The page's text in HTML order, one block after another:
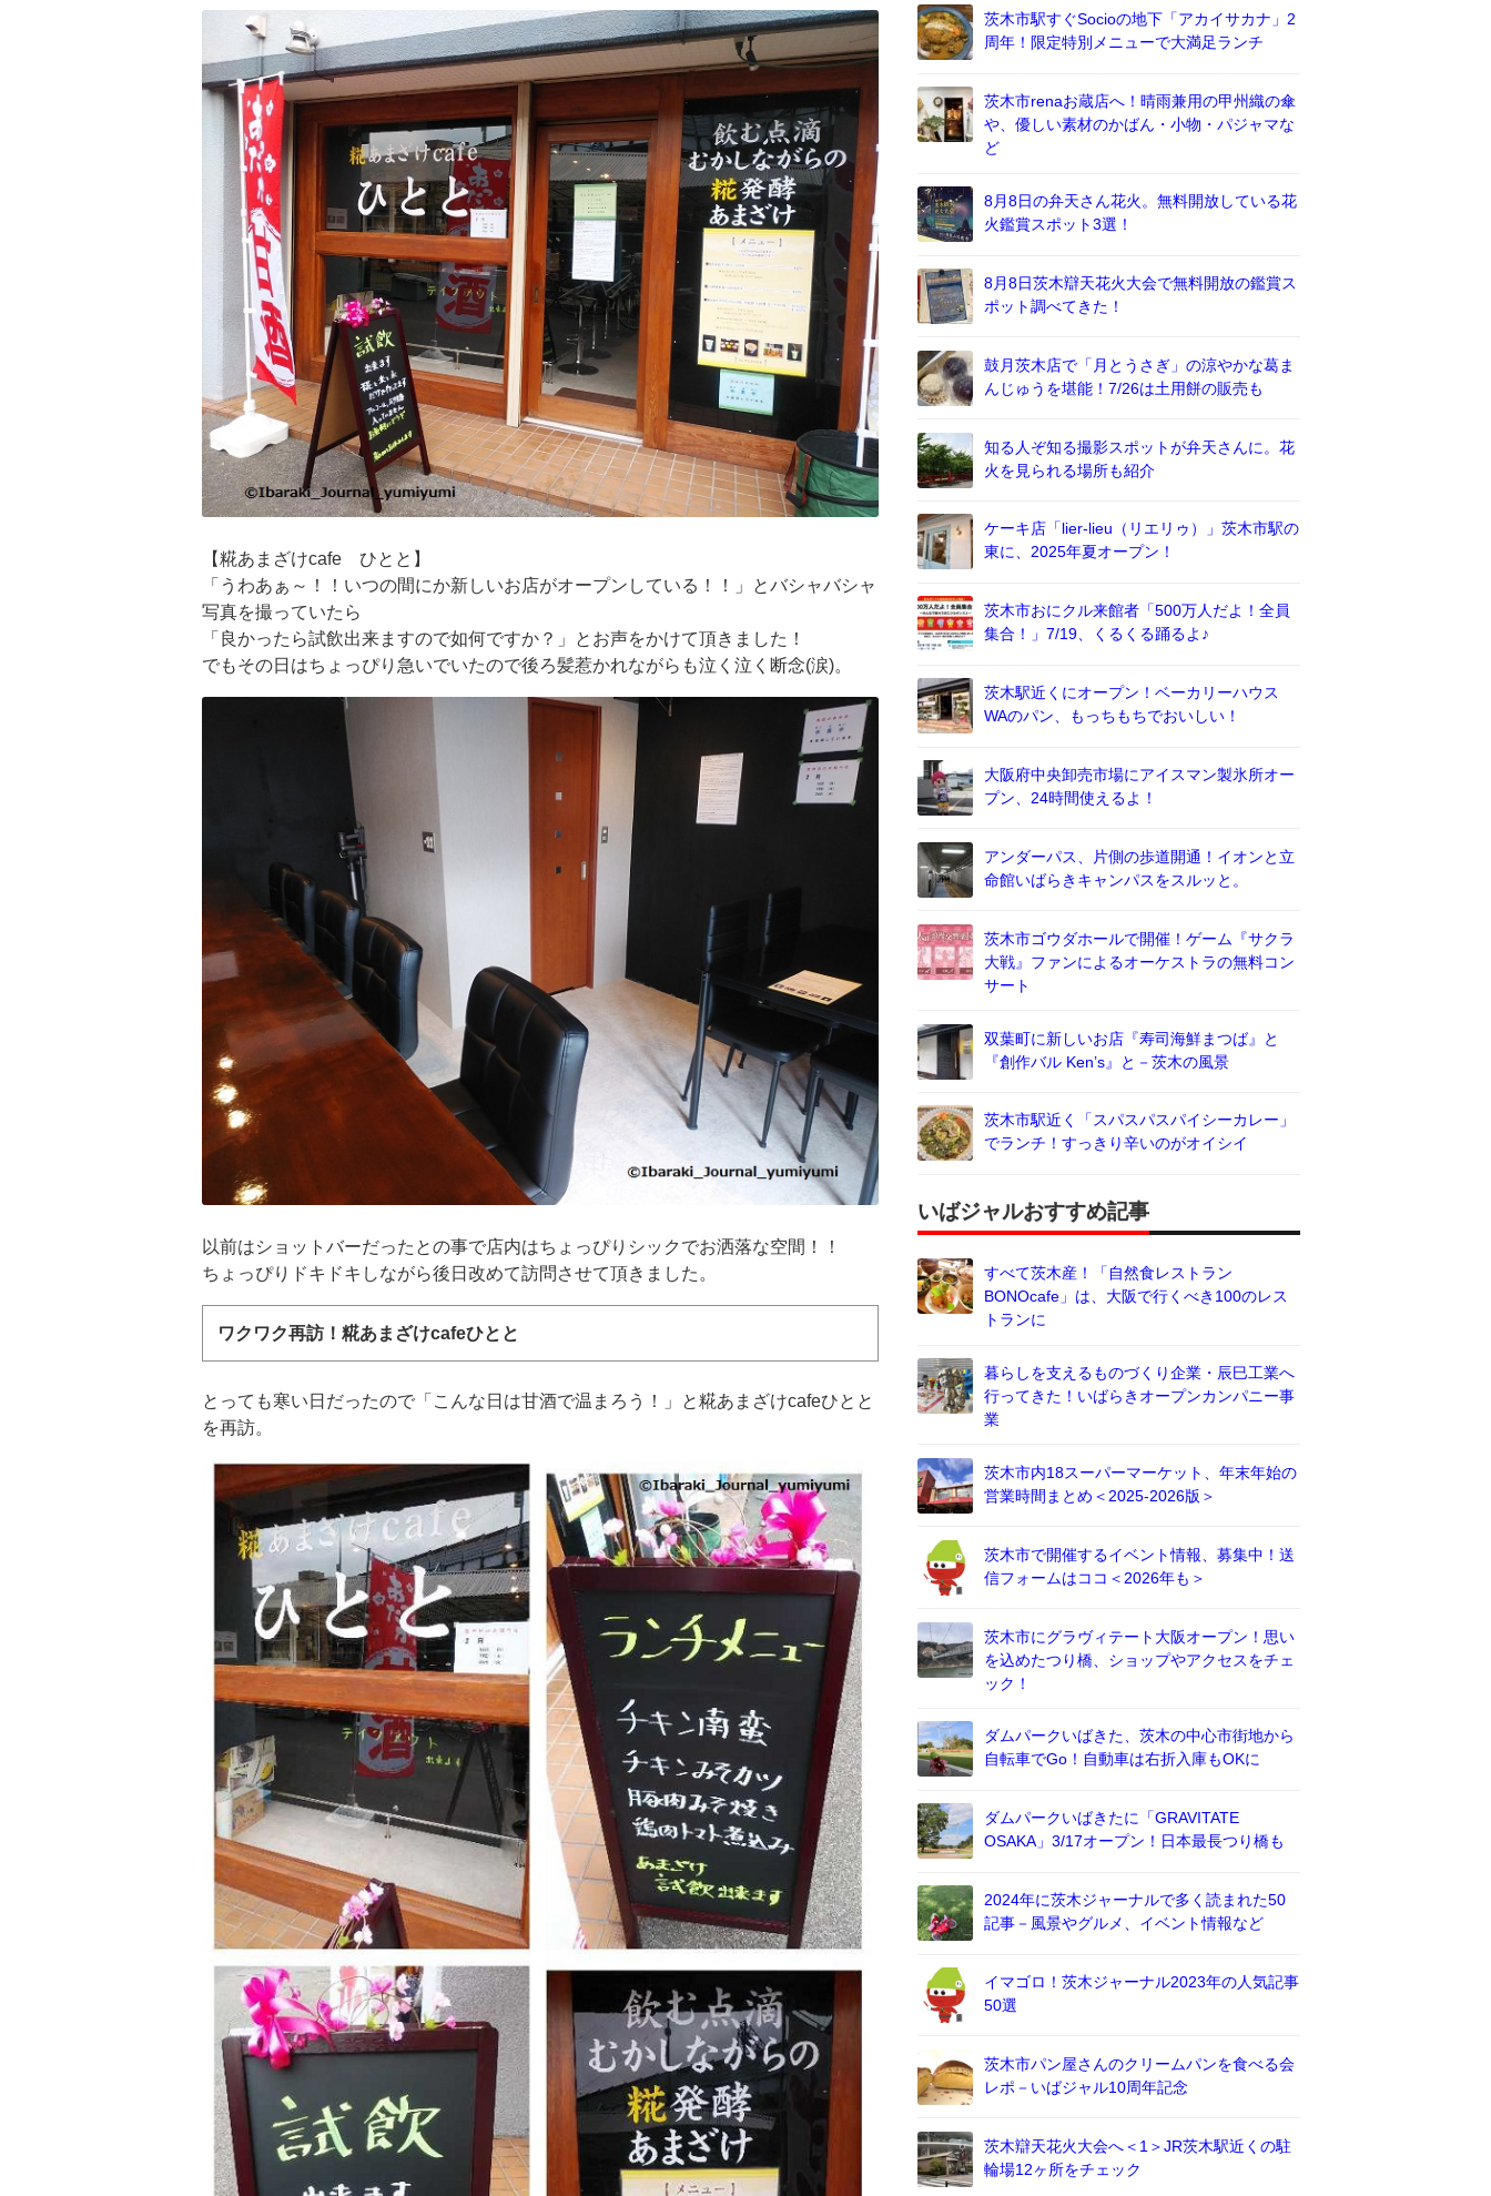
【糀あまざけcafe ひとと】
「うわあぁ～！！いつの間にか新しいお店がオープンしている！！」とバシャバシャ
写真を撮っていたら
「良かったら試飲出来ますので如何ですか？」とお声をかけて頂きました！
でもその日はちょっぴり急いでいたので後ろ髪惹かれながらも泣く泣く断念(涙)。
以前はショットバーだったとの事で店内はちょっぴりシックでお洒落な空間！！
ちょっぴりドキドキしながら後日改めて訪問させて頂きました。
ワクワク再訪！糀あまざけcafeひとと
とっても寒い日だったので「こんな日は甘酒で温まろう！」と糀あまざけcafeひとと
を再訪。
茨木市駅すぐSocioの地下「アカイサカナ」2
周年！限定特別メニューで大満足ランチ
茨木市renaお蔵店へ！晴雨兼用の甲州織の傘
や、優しい素材のかばん・小物・パジャマな
ど
8月8日の弁天さん花火。無料開放している花
火鑑賞スポット3選！
8月8日茨木辯天花火大会で無料開放の鑑賞ス
ポット調べてきた！
鼓月茨木店で「月とうさぎ」の涼やかな葛ま
んじゅうを堪能！7/26は土用餅の販売も
知る人ぞ知る撮影スポットが弁天さんに。花
火を見られる場所も紹介
ケーキ店「lier-lieu（リエリゥ）」茨木市駅の
東に、2025年夏オープン！
茨木市おにクル来館者「500万人だよ！全員
集合！」7/19、くるくる踊るよ♪
茨木駅近くにオープン！ベーカリーハウス
WAのパン、もっちもちでおいしい！
大阪府中央卸売市場にアイスマン製氷所オー
プン、24時間使えるよ！
アンダーパス、片側の歩道開通！イオンと立
命館いばらきキャンパスをスルッと。
茨木市ゴウダホールで開催！ゲーム『サクラ
大戦』ファンによるオーケストラの無料コン
サート
双葉町に新しいお店『寿司海鮮まつば』と
『創作バル Ken’s』と－茨木の風景
茨木市駅近く「スパスパスパイシーカレー」
でランチ！すっきり辛いのがオイシイ
いばジャルおすすめ記事
すべて茨木産！「自然食レストラン
BONOcafe」は、大阪で行くべき100のレス
トランに
暮らしを支えるものづくり企業・辰巳工業へ
行ってきた！いばらきオープンカンパニー事
業
茨木市内18スーパーマーケット、年末年始の
営業時間まとめ＜2025-2026版＞
茨木市で開催するイベント情報、募集中！送
信フォームはココ＜2026年も＞
茨木市にグラヴィテート大阪オープン！思い
を込めたつり橋、ショップやアクセスをチェ
ック！
ダムパークいばきた、茨木の中心市街地から
自転車でGo！自動車は右折入庫もOKに
ダムパークいばきたに「GRAVITATE
OSAKA」3/17オープン！日本最長つり橋も
2024年に茨木ジャーナルで多く読まれた50
記事－風景やグルメ、イベント情報など
イマゴロ！茨木ジャーナル2023年の人気記事
50選
茨木市パン屋さんのクリームパンを食べる会
レポ－いばジャル10周年記念
茨木辯天花火大会へ＜1＞JR茨木駅近くの駐
輪場12ヶ所をチェック